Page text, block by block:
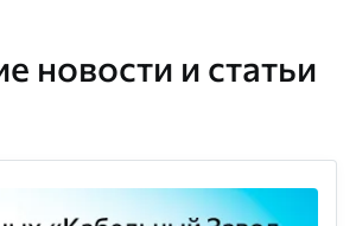
новости и статьи